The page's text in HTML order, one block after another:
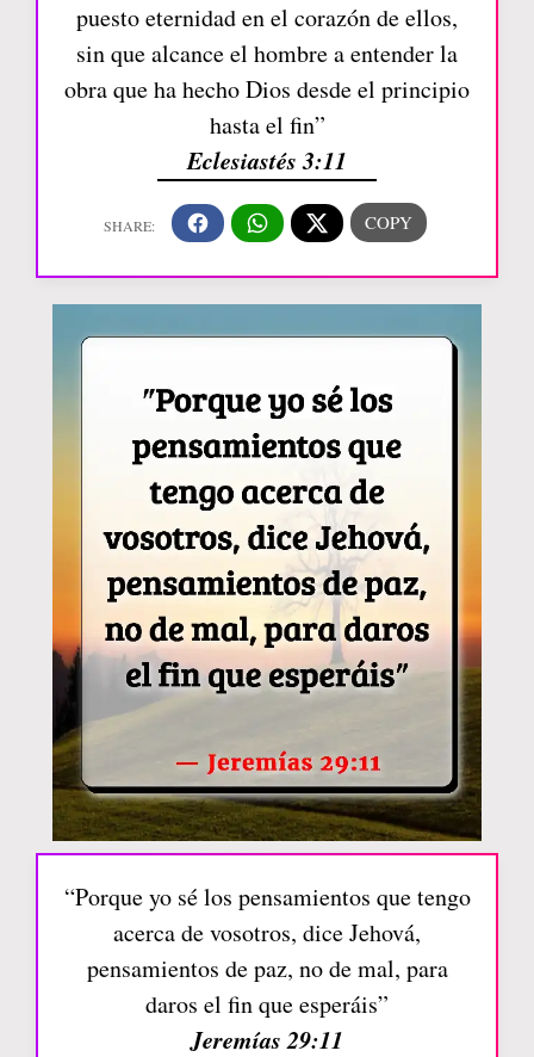
puesto eternidad en el corazón de ellos,
sin que alcance el hombre a entender la
obra que ha hecho Dios desde el principio
hasta el fin”
Eclesiastés 3:11
“Porque yo sé los pensamientos que tengo
acerca de vosotros, dice Jehová,
pensamientos de paz, no de mal, para
daros el fin que esperáis”
Jeremías 29:11